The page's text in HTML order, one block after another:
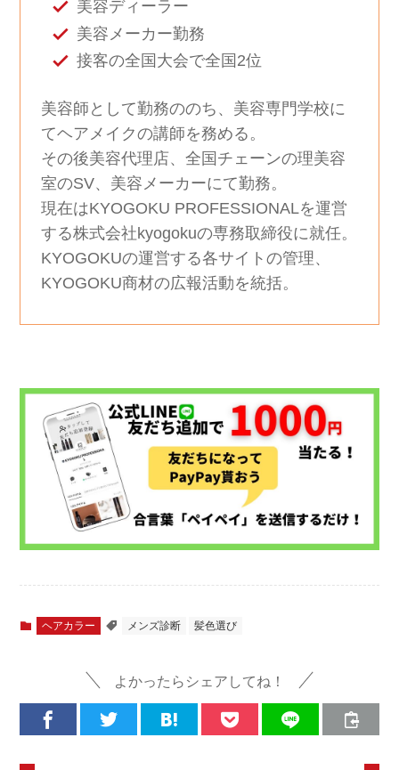
美容ディーラー
美容メーカー勤務
接客の全国大会で全国2位
美容師として勤務ののち、美容専門学校に
てヘアメイクの講師を務める。
その後美容代理店、全国チェーンの理美容
室のSV、美容メーカーにて勤務。
現在はKYOGOKU PROFESSIONALを運営
する株式会社kyogokuの専務取締役に就任。
KYOGOKUの運営する各サイトの管理、
ヘアカラー メンズ診断 髪色選び
よかったらシェアしてね！